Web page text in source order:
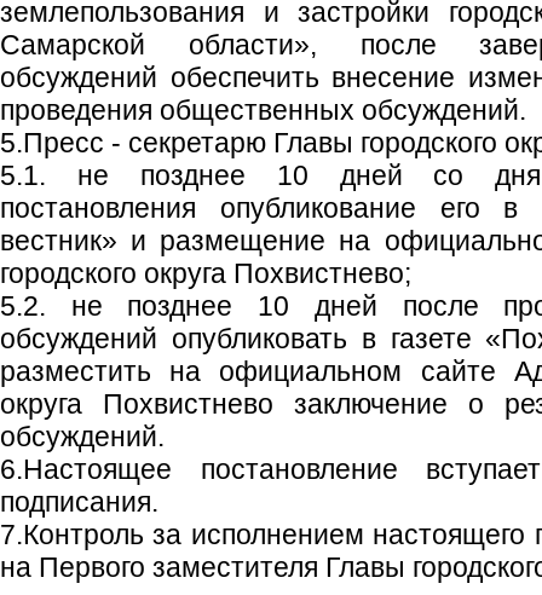
землепользования и застройки
Самарской области», после
обсуждений обеспечить внесение
проведения общественных обсуждений.
5.Пресс - секретарю Главы городского
5.1. не позднее 10 дней со дня
постановления опубликование его в
вестник» и размещение на
городского округа Похвистнево;
5.2. не позднее 10 дней после
обсуждений опубликовать в газете
разместить на официальном сайте
округа Похвистнево заключение о
обсуждений.
6.Настоящее постановление
подписания.
7.Контроль за исполнением настоящего
на Первого заместителя Главы